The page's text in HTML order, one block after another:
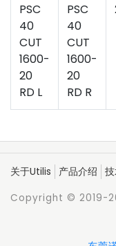
PSC
40
CUT
1600-
20
RD L
PSC
40
CUT
1600-
20
RD R
关于Utilis 产品介绍
Copyright © 2019-